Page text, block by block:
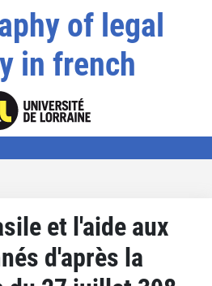
of legal
in french
et l'aide aux
d'après la